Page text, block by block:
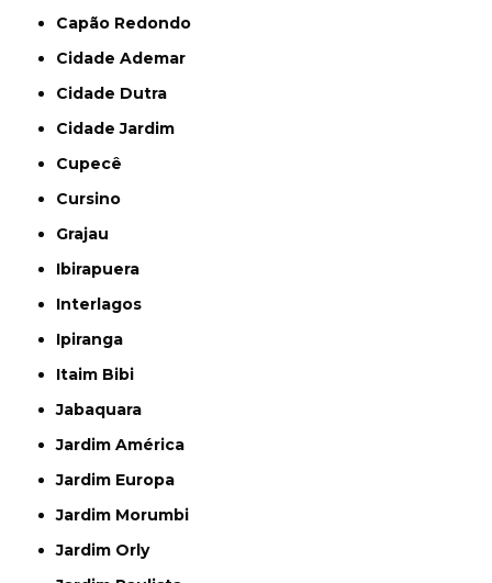
Capão Redondo
Cidade Ademar
Cidade Dutra
Cidade Jardim
Cupecê
Cursino
Grajau
Ibirapuera
Interlagos
Ipiranga
Itaim Bibi
Jabaquara
Jardim América
Jardim Europa
Jardim Morumbi
Jardim Orly